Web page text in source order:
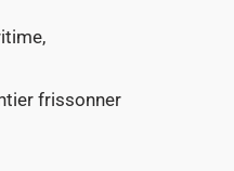
frissonner